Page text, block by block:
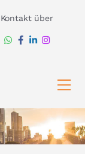
Kontakt über